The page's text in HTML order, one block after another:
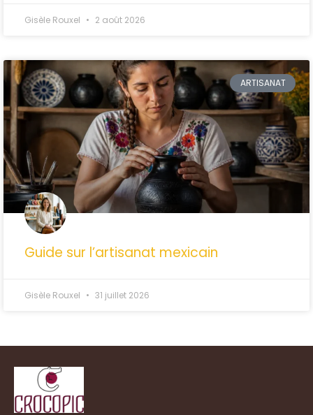
Gisèle Rouxel 2 août 2026
ARTISANAT
Guide sur l’artisanat mexicain
Gisèle Rouxel 31 juillet 2026